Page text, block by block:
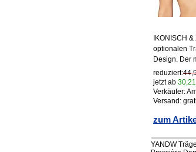
IKONISCH
optionalen
Design. Der
reduziert:
jetzt ab
Verkäufer:
Versand:
zum
YANDW